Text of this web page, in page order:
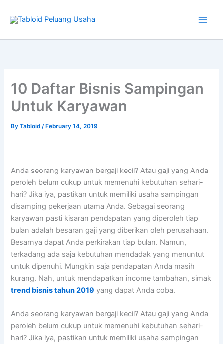
10 Daftar Bisnis Sampingan
Untuk Karyawan
ByTabloid/ February 14, 2019
Anda seorang karyawan bergaji kecil? Atau gaji yang Anda
peroleh belum cukup untuk memenuhi kebutuhan sehari-
hari? Jika iya, pastikan untuk memiliki usaha sampingan
disamping pekerjaan utama Anda. Sebagai seorang
karyawan pasti kisaran pendapatan yang diperoleh tiap
bulan adalah besaran gaji yang diberikan oleh perusahaan.
Besarnya dapat Anda perkirakan tiap bulan. Namun,
terkadang ada saja kebutuhan mendadak yang menuntut
untuk dipenuhi. Mungkin saja pendapatan Anda masih
kurang. Nah, untuk mendapatkan income tambahan, simak
trend bisnis tahun 2019 yang dapat Anda coba.
Anda seorang karyawan bergaji kecil? Atau gaji yang Anda
peroleh belum cukup untuk memenuhi kebutuhan sehari-
hari? Jika iya, pastikan untuk memiliki usaha sampingan
your
email…